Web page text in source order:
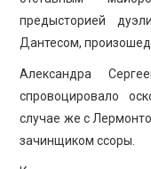
предысторией
Дантесом,
Александра
спровоцировало
случае же с
зачинщиком ссоры.